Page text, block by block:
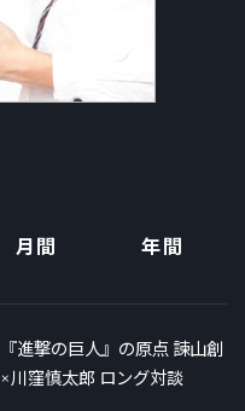
月間 年間
『進撃の巨人』の原点 諫山創
×川窪慎太郎 ロング対談